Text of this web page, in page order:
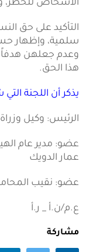
الاشخاص للخطر،
التأكيد على حق
سلمية، وإظهار
وعدم جعلهن
هذا الحق.
يذكر أن اللجنة
الرئيس: وكيل
عضو: مدير عام
عمار الدويك
عضو: نقيب
ع.م/ن.أ _ ر.أ
مشاركة